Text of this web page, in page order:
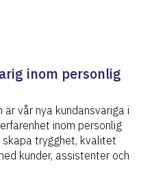
inom personlig
vår nya kundansvariga i
inom personlig
trygghet, kvalitet
kunder, assistenter och